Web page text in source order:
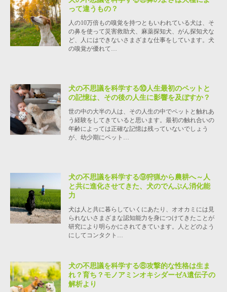
って違うもの？
人の10万倍もの嗅覚を持つともいわれている犬は、そ
の鼻を使って災害救助犬、麻薬探知犬、がん探知犬な
ど、人にはできないさまざまな仕事をしています。犬
の嗅覚が優れて…
犬の不思議を科学する⑩人生最初のペットと
の記憶は、その後の人生に影響を及ぼすか？
世の中の大半の人は、その人生の中でペットと触れあ
う経験をしてきていると思います。最初の触れ合いの
年齢によっては正確な記憶は残っていないでしょう
が、幼少期にペット…
犬の不思議を科学する⑨狩猟から農耕へ～人
と共に進化させてきた、犬のでんぷん消化能
力
犬は人と共に暮らしていくにあたり、オオカミには見
られないさまざまな認知能力を身につけてきたことが
研究により明らかにされてきています。人とどのよう
にしてコンタクト…
犬の不思議を科学する⑧攻撃的な性格は生ま
れ？育ち？モノアミンオキシダーゼA遺伝子の
解析より